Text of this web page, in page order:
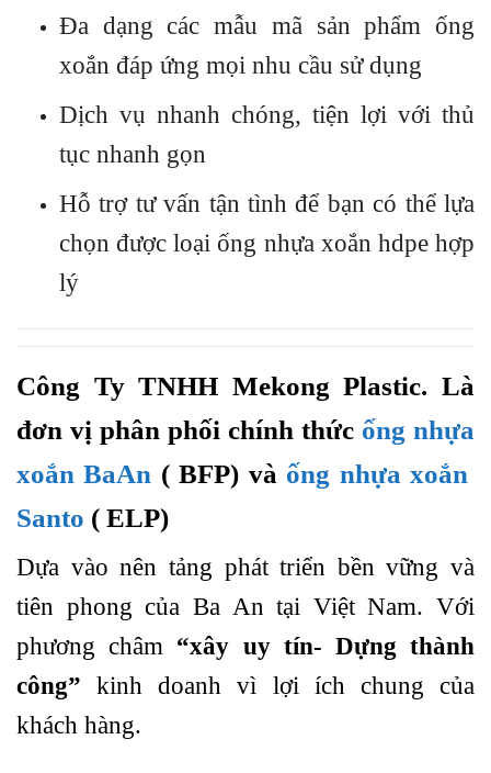
Đa dạng các mẫu mã sản phẩm ống
xoắn đáp ứng mọi nhu cầu sử dụng
Dịch vụ nhanh chóng, tiện lợi với thủ
tục nhanh gọn
Hỗ trợ tư vấn tận tình để bạn có thể lựa
chọn được loại ống nhựa xoắn hdpe hợp
lý
Công Ty TNHH Mekong Plastic. Là
đơn vị phân phối chính thức ống nhựa
xoắn BaAn ( BFP) và ống nhựa xoắn
Santo ( ELP)
Dựa vào nên tảng phát triển bền vững và
tiên phong của Ba An tại Việt Nam. Với
phương châm “xây uy tín- Dựng thành
công” kinh doanh vì lợi ích chung của
khách hàng.